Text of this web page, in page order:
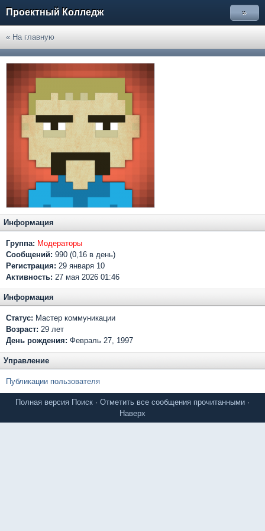
Проектный Колледж »
« На главную
Информация
Группа: Модераторы
Сообщений: 990 (0,16 в день)
Регистрация: 29 января 10
Активность: 27 мая 2026 01:46
Информация
Статус: Мастер коммуникации
Возраст: 29 лет
День рождения: Февраль 27, 1997
Управление
Публикации пользователя
Полная версия Поиск · Отметить все сообщения прочитанными ·
Наверх